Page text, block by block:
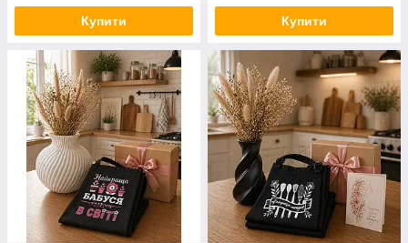
Купити Купити